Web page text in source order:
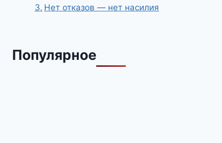
Нет отказов — нет насилия
Популярное